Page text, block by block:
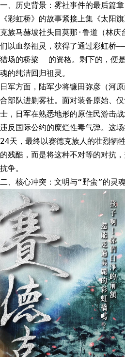
一、历史背景：雾社事件的最后篇章
《彩虹桥》的故事紧接上集《太阳
克族马赫坡社头目莫那·鲁道（林
们以血祭祖灵，获得了通过彩虹桥
猎场的桥梁——的资格。剩下的，便
魂的纯洁回归祖灵。
日军方面，陆军少将镰田弥彦（河
合部队进剿雾社。面对装备原始、
士，日军在熟悉地形的原住民游击
违反国际公约的糜烂性毒气弹。这
24天，最终以赛德克族人的壮烈牺
的残酷，而是将这种不对等的对抗
抗争。
二、核心冲突：文明与“野蛮”的灵